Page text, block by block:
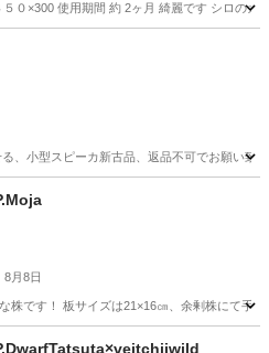
０×300 使用期間 約 2ヶ月 綺麗です シロの
、小型スピーカ新古品、返品不可でお願い致
8月8日
株です！ 板サイズは21×16㎝、余剰株にて手